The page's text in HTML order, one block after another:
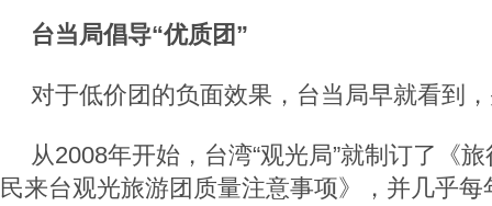
台当局倡导“优质团”
对于低价团的负面效果，台当局早就看到
从2008年开始，台湾“观光局”就制订了《
民来台观光旅游团质量注意事项》，并几乎